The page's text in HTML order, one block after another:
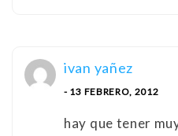
ivan yañez
- 13 FEBRERO, 2012
hay que tener